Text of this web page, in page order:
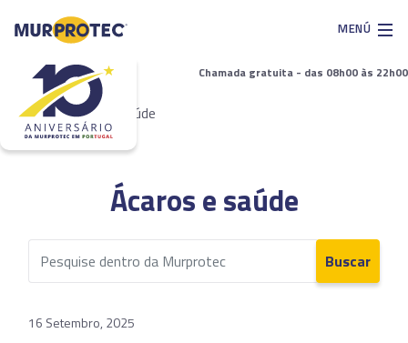
MENÚ
Chamada gratuita - das 08h00 às 22h00
Início>Ácaros e saúde
Ácaros e saúde
Buscar
16 Setembro, 2025